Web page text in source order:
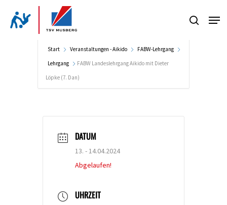
search
Start Veranstaltungen - Aikido FABW-Lehrgang
Lehrgang FABW Landeslehrgang Aikido mit Dieter
Löpke (7. Dan)
DATUM
13. - 14.04.2024
Abgelaufen!
UHRZEIT